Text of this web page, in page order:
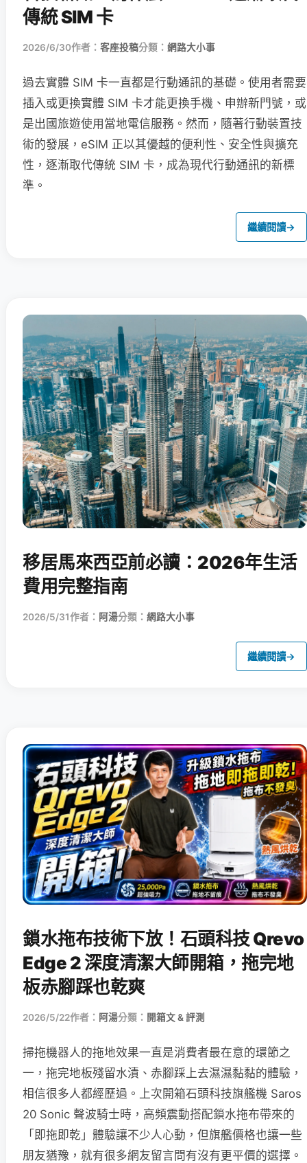
傳統 SIM 卡
2026/6/30作者： 客座投稿分類： 網路大小事
過去實體 SIM 卡一直都是行動通訊的基礎。使用者需要
插入或更換實體 SIM 卡才能更換手機、申辦新門號，或
是出國旅遊使用當地電信服務。然而，隨著行動裝置技
術的發展，eSIM 正以其優越的便利性、安全性與擴充
性，逐漸取代傳統 SIM 卡，成為現代行動通訊的新標
準。
繼續閱讀→
移居馬來西亞前必讀：2026年生活
費用完整指南
2026/5/31作者： 阿湯分類： 網路大小事
繼續閱讀→
鎖水拖布技術下放！石頭科技 Qrevo
Edge 2 深度清潔大師開箱，拖完地
板赤腳踩也乾爽
2026/5/22作者： 阿湯分類： 開箱文 & 評測
掃拖機器人的拖地效果一直是消費者最在意的環節之
一，拖完地板殘留水漬、赤腳踩上去濕濕黏黏的體驗，
相信很多人都經歷過。上次開箱石頭科技旗艦機 Saros
20 Sonic 聲波騎士時，高頻震動搭配鎖水拖布帶來的
「即拖即乾」體驗讓不少人心動，但旗艦價格也讓一些
朋友猶豫，就有很多網友留言問有沒有更平價的選擇。